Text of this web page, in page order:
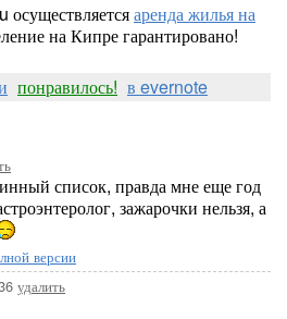
аренда жилья на
на Кипре гарантировано!
понравилось! в evernote
список, правда мне еще год
зажарочки нельзя, а
версии
удалить